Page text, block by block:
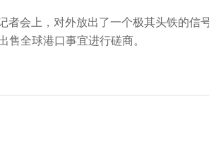
会上，对外放出了一个极其头铁的信
全球港口事宜进行磋商。